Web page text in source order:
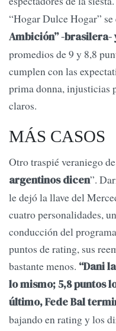
“Hogar Dulce Hogar”
Ambición” -brasilera-
promedios de 9 y 8,8
cumplen con las
prima donna, injusticias
claros.
MÁS CASOS
Otro traspié veraniego
argentinos dicen”.
le dejó la llave del
cuatro personalidades,
conducción del
puntos de rating, sus
bastante menos. “Dani
lo mismo; 5,8 puntos
último, Fede Bal
bajando en rating y los